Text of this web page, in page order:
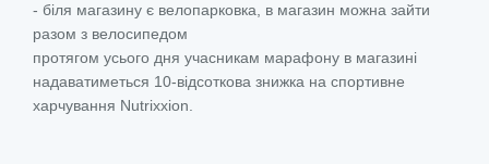
- біля магазину є велопарковка, в магазин можна зайти
разом з велосипедом
протягом усього дня учасникам марафону в магазині
надаватиметься 10-відсоткова знижка на спортивне
харчування Nutrixxion.